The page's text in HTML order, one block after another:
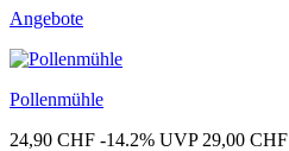
Angebote
Pollenmühle
24,90 CHF -14.2% UVP 29,00 CHF